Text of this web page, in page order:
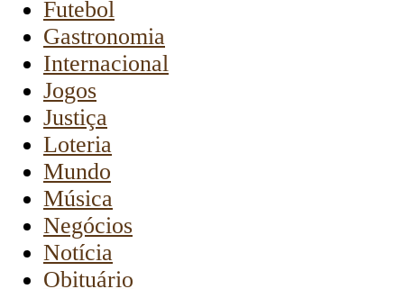
Futebol
Gastronomia
Internacional
Jogos
Justiça
Loteria
Mundo
Música
Negócios
Notícia
Obituário